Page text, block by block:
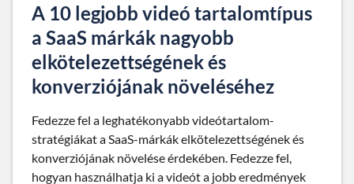
A 10 legjobb videó tartalomtípus
a SaaS márkák nagyobb
elkötelezettségének és
konverziójának növeléséhez
Fedezze fel a leghatékonyabb videótartalom-
stratégiákat a SaaS-márkák elkötelezettségének és
konverziójának növelése érdekében. Fedezze fel,
hogyan használhatja ki a videót a jobb eredmények